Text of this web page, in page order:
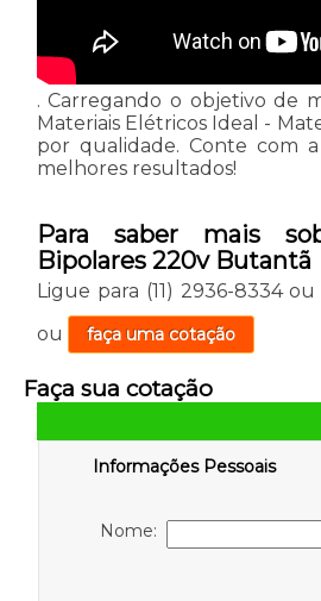
. Carregando o objetivo de
Materiais Elétricos Ideal -
por qualidade. Conte com
melhores resultados!
Para saber mais
Bipolares 220v Butantã
Ligue para (11) 2936-8334ou
ou
faça uma cotação
Faça sua cotação
Informações Pessoais
Nome: